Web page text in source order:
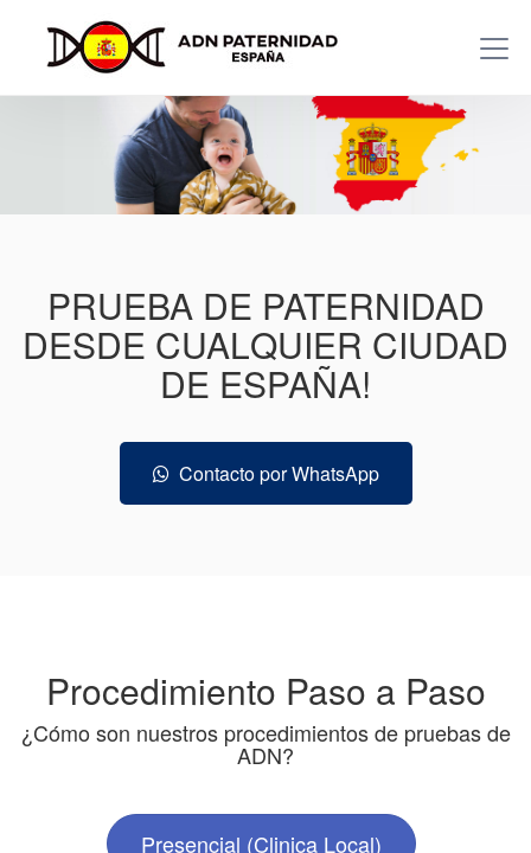
PRUEBA DE PATERNIDAD
DESDE CUALQUIER CIUDAD
DE ESPAÑA!
Contacto por WhatsApp
Procedimiento Paso a Paso
¿Cómo son nuestros procedimientos de pruebas de
ADN?
Presencial (Clinica Local)